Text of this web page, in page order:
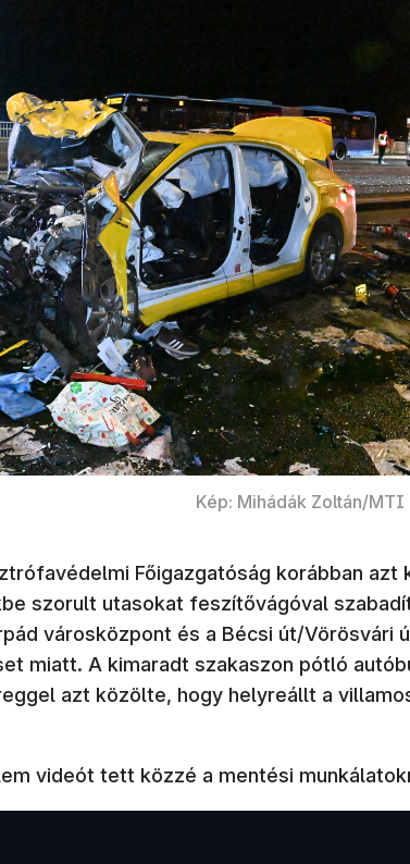
Kép: Mihádák Zoltán/
Főigazgatóság korábban azt
szorult utasokat feszítővágóval
városközpont és a Bécsi út/Vörösvári
miatt. A kimaradt szakaszon pótló
azt közölte, hogy helyreállt a
videót tett közzé a mentési